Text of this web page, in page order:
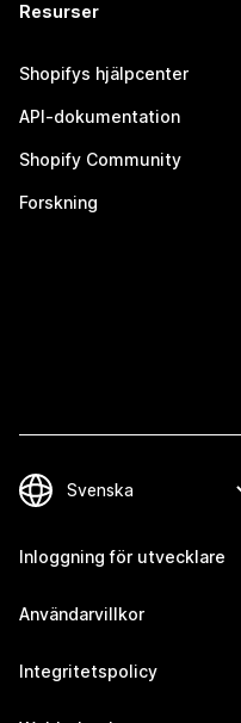
Resurser
Shopifys hjälpcenter
API-dokumentation
Shopify Community
Forskning
Inloggning för utvecklare
Användarvillkor
Integritetspolicy